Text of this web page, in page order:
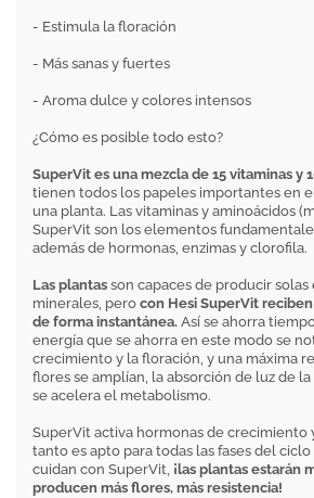
- Estimula la floración
- Más sanas y fuertes
- Aroma dulce y colores intensos
¿Cómo es posible todo esto?
SuperVit es una mezcla de 15 vitaminas y
tienen todos los papeles importantes en
una planta. Las vitaminas y aminoácidos
SuperVit son los elementos
además de hormonas, enzimas y clorofila.
Las plantas son capaces de producir
minerales, pero con Hesi SuperVit
de forma instantánea. Así se ahorra
energía que se ahorra en este modo se
crecimiento y la floración, y una máxima
flores se amplían, la absorción de luz de
se acelera el metabolismo.
SuperVit activa hormonas de crecimiento
tanto es apto para todas las fases del ciclo
cuidan con SuperVit, ¡las plantas estarán
producen más flores, más resistencia!